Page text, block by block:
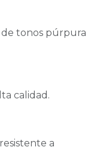
tonos púrpura
calidad.
a